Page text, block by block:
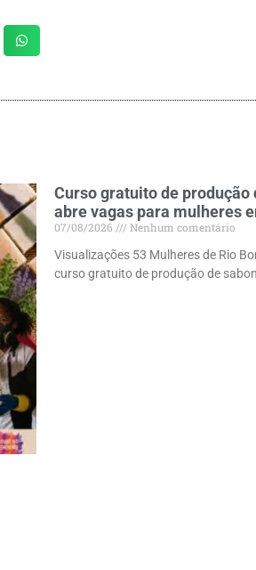
Curso gratuito de
abre vagas para mulheres
07/08/2026
Nenhum comentário
Visualizações 53 Mulheres de Rio
curso gratuito de produção de